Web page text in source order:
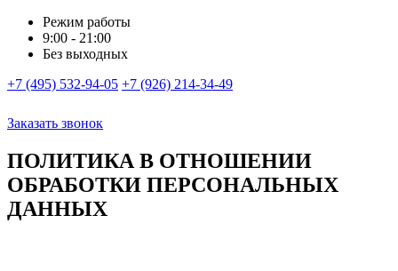
Режим работы
9:00 - 21:00
Без выходных
+7 (495) 532-94-05 +7 (926) 214-34-49
Заказать звонок
ПОЛИТИКА В ОТНОШЕНИИ
ОБРАБОТКИ ПЕРСОНАЛЬНЫХ
ДАННЫХ